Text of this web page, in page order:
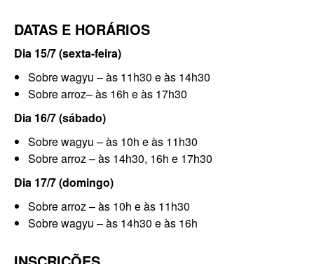
DATAS E HORÁRIOS
Dia 15/7 (sexta-feira)
Sobre wagyu – às 11h30 e às 14h30
Sobre arroz– às 16h e às 17h30
Dia 16/7 (sábado)
Sobre wagyu – às 10h e às 11h30
Sobre arroz – às 14h30, 16h e 17h30
Dia 17/7 (domingo)
Sobre arroz – às 10h e às 11h30
Sobre wagyu – às 14h30 e às 16h